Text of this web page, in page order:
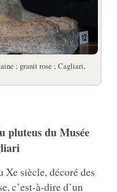
; granit rose ; Cagliari,
pluteus du Musée
siècle, décoré des
c’est-à-dire d’un